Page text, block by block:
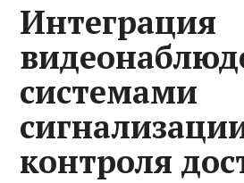
Интеграция
системами
контроля